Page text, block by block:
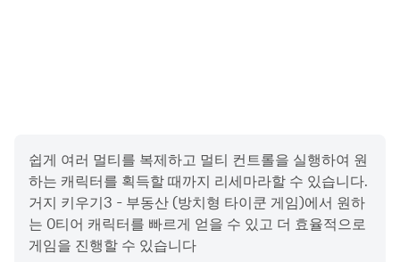
3. 기타
[게임목표]: 특정 지역의 모든 부동산 구입하기!
[미션]: 각각의 부동산은 간단한 미션들이 존재하며, 미션을
쉽게 여러 멀티를 복제하고 멀티 컨트롤을 실행하여 원
하는 캐릭터를 획득할 때까지 리세마라할 수 있습니다.
거지 키우기3 - 부동산 (방치형 타이쿤 게임)에서 원하
는 0티어 캐릭터를 빠르게 얻을 수 있고 더 효율적으로
게임을 진행할 수 있습니다